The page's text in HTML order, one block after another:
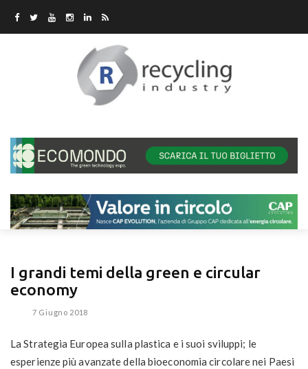
I grandi temi della green e circular
economy
7 Giugno 2018
La Strategia Europea sulla plastica e i suoi sviluppi; le
esperienze più avanzate della bioeconomia circolare nei Paesi